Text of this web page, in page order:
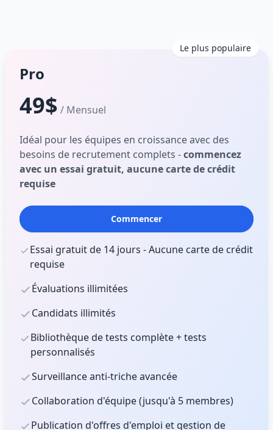
Le plus populaire
Pro
49$ / Mensuel
Idéal pour les équipes en croissance avec des
besoins de recrutement complets -commencez
avec un essai gratuit, aucune carte de crédit
requise
Commencer
Essai gratuit de 14 jours - Aucune carte de crédit
requise
Évaluations illimitées
Candidats illimités
Bibliothèque de tests complète + tests
personnalisés
Surveillance anti-triche avancée
Collaboration d'équipe (jusqu'à 5 membres)
Publication d'offres d'emploi et gestion de